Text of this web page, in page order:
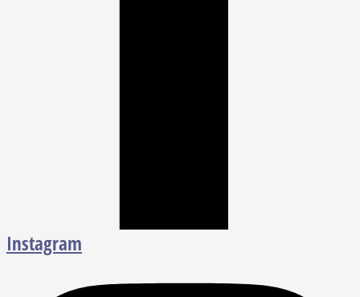
Instagram